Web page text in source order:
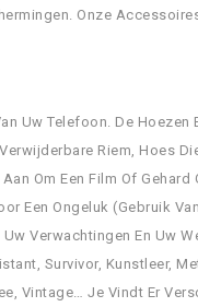
Onze
Uw Telefoon. De Hoezen
Riem, Hoes
Om Een Film Of Gehard
Een Ongeluk (Gebruik
Verwachtingen En Uw
Survivor, Kunstleer,
Vintage… Je Vindt Er